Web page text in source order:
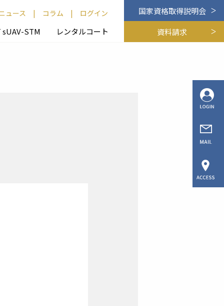
STM レンタルコート
ュース | コラム | ログイン
国家資格取得説明会
資料請求